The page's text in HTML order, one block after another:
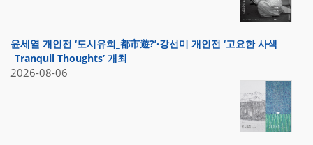
윤세열 개인전 ‘도시유희_都市遊?’·강선미 개인전 ‘고요한 사색
_Tranquil Thoughts’ 개최
2026-08-06